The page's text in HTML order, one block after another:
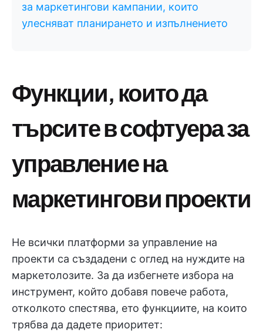
за маркетингови кампании, които
улесняват планирането и изпълнението
Функции, които да
търсите в софтуера за
управление на
маркетингови проекти
Не всички платформи за управление на
проекти са създадени с оглед на нуждите на
маркетолозите. За да избегнете избора на
инструмент, който добавя повече работа,
отколкото спестява, ето функциите, на които
трябва да дадете приоритет: